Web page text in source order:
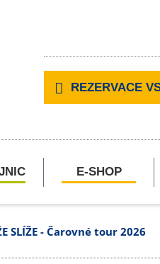
REZERVACE
E-SHOP
SLÍŽE - Čarovné tour 2026